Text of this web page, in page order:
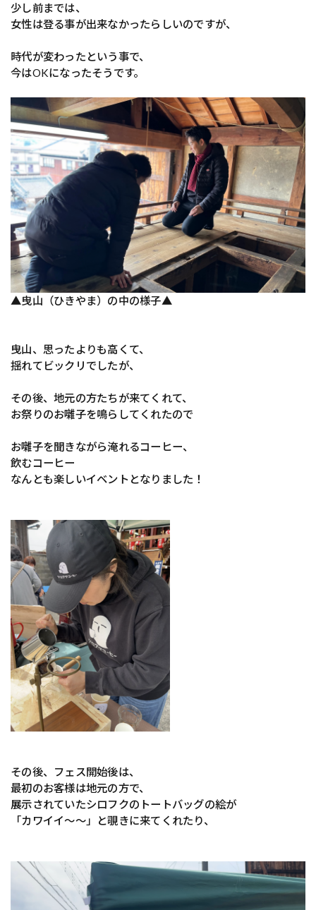
少し前までは、
女性は登る事が出来なかったらしいのですが、
時代が変わったという事で、
今はOKになったそうです。
▲曳山（ひきやま）の中の様子▲
曳山、思ったよりも高くて、
揺れてビックリでしたが、
その後、地元の方たちが来てくれて、
お祭りのお囃子を鳴らしてくれたので
お囃子を聞きながら淹れるコーヒー、
飲むコーヒー
なんとも楽しいイベントとなりました！
その後、フェス開始後は、
最初のお客様は地元の方で、
展示されていたシロフクのトートバッグの絵が
「カワイイ〜〜」と覗きに来てくれたり、